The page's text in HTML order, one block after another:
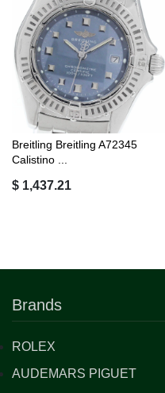
Breitling Breitling A72345
Calistino ...
$ 1,437.21
Brands
ROLEX
AUDEMARS PIGUET